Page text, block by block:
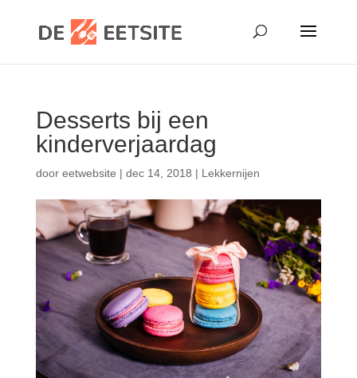
Desserts bij een
kinderverjaardag
door eetwebsite | dec 14, 2018 | Lekkernijen